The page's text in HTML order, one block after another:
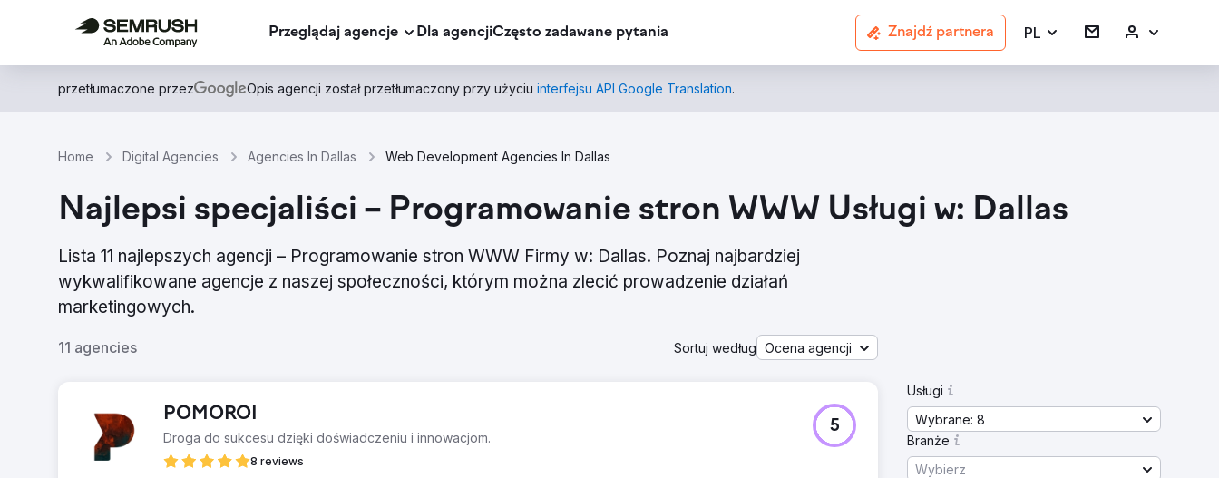
Przeglądaj agencje Dla agencjiCzęsto zadawane pytania Znajdź partnera PL
przetłumaczone przez Opis agencji został przetłumaczony przy użyciu interfejsu API Google Translation.
Home Digital Agencies Agencies In Dallas Web Development Agencies In Dallas
Najlepsi specjaliści – Programowanie stron WWW Usługi w: Dallas
Lista 11 najlepszych agencji – Programowanie stron WWW Firmy w: Dallas. Poznaj najbardziej
wykwalifikowane agencje z naszej społeczności, którym można zlecić prowadzenie działań
marketingowych.
11 agencies Sortuj według Ocena agencji
POMOROI
Droga do sukcesu dzięki doświadczeniu i innowacjom.
8 reviews
5
Usługi
Wybrane: 8
Branże
Wybierz